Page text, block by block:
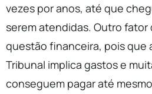
vezes por anos, até que
serem atendidas. Outro fator
questão financeira, pois que
Tribunal implica gastos e
conseguem pagar até